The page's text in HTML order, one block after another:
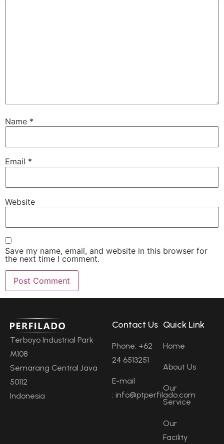
Name *
Email *
Website
Save my name, email, and website in this browser for
the next time I comment.
Terboyo Industrial Park
M108
Semarang Central Java
50112
Indonesia
Contact Us
Phone: +62
24 6513251
E-mail
: info@ptperfilado.com
Quick Link
Home
About Us
Our
Service
Our
Facility